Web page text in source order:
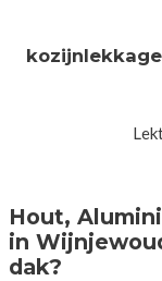
Hout,
in
dak?